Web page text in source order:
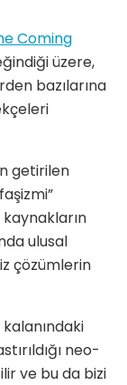
Coming
üzere,
bazılarına
getirilen
kaynakların
ulusal
çözümlerin
neo-
ve bu da bizi